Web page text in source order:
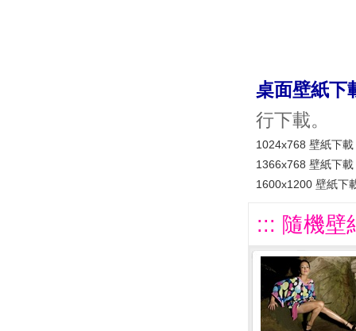
桌面壁紙下
行下載。
1024x768 壁紙下載
1366x768 壁紙下載
1600x1200 壁紙下
::: 隨機壁